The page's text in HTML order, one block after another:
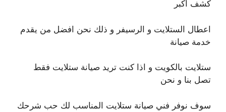
كشف اكبر
اعطال الستلايت و الرسيفر و ذلك نحن افضل من يقدم
خدمة صيانة
ستلايت بالكويت و اذا كنت تريد صيانة ستلايت فقط
تصل بنا و نحن
سوف نوفر فني صيانة ستلايت المناسب لك حب شرحك